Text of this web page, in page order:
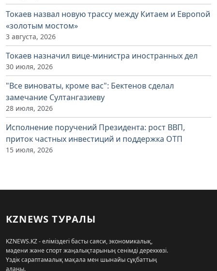
Токаев назвал новую трассу между Китаем и Европой
«золотым мостом»
3 августа, 2026
Токаев назначил вице-министра иностранных дел
30 июля, 2026
"Все виноваты, кроме вас": Бектенов сделал
замечание Султангазиеву
28 июля, 2026
Исполнение поручений Президента: рост ВВП,
приток частных инвестиций и поддержка ОТП
15 июля, 2026
KZNEWS ТУРАЛЫ
KZNEWS.KZ - еліміздегі басты саяси, экономикалық,
мәдени және спорт жаңалықтарының сенімді дереккөзі.
Үздік сараптамалық мақала мен шынайы сұқбаттың
алаңы.